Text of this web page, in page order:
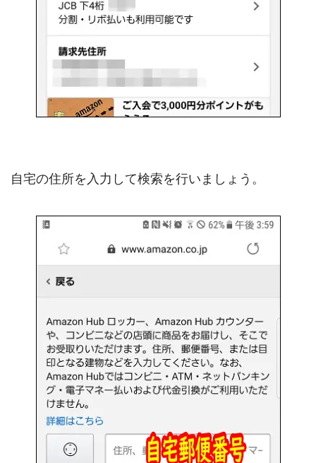
自宅の住所を入力して検索を行いましょう。